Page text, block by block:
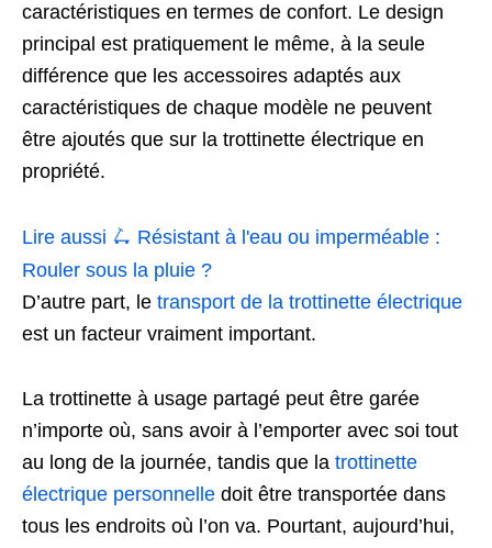
caractéristiques en termes de confort. Le design
principal est pratiquement le même, à la seule
différence que les accessoires adaptés aux
caractéristiques de chaque modèle ne peuvent
être ajoutés que sur la trottinette électrique en
propriété.
Lire aussi 🛴 Résistant à l'eau ou imperméable :
Rouler sous la pluie ?
D’autre part, le transport de la trottinette électrique
est un facteur vraiment important.
La trottinette à usage partagé peut être garée
n’importe où, sans avoir à l’emporter avec soi tout
au long de la journée, tandis que la trottinette
électrique personnelle doit être transportée dans
tous les endroits où l’on va. Pourtant, aujourd’hui,